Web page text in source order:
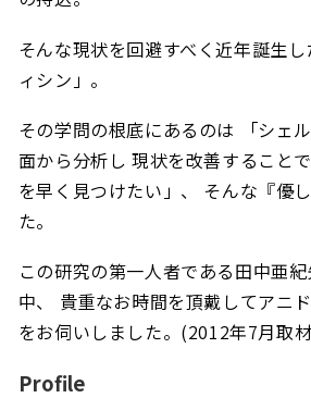
そんな現状を回避すべく近年誕生
ィシン」。
その学問の根底にあるのは 「シェ
面から分析し 現状を改善すること
を早く見つけたい」、 そんな『優
た。
この研究の第一人者である田中亜
中、 貴重なお時間を頂戴してアニ
をお伺いしました。(2012年7月取材
Profile